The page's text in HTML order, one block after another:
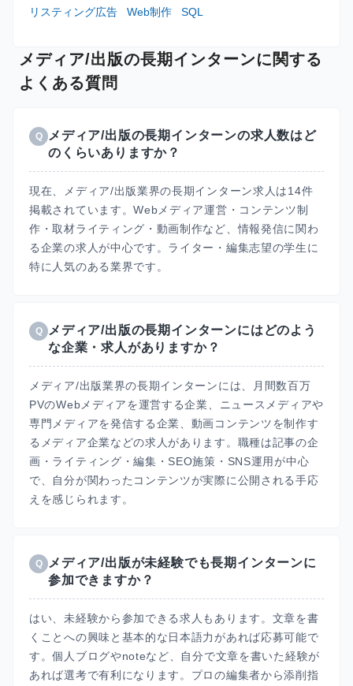
リスティング広告
Web制作 SQL
メディア/出版の長期インターンに関する
よくある質問
Q
メディア/出版の長期インターンの求人数はど
のくらいありますか？
現在、メディア/出版業界の長期インターン求人は14件
掲載されています。Webメディア運営・コンテンツ制
作・取材ライティング・動画制作など、情報発信に関わ
る企業の求人が中心です。ライター・編集志望の学生に
特に人気のある業界です。
Q
メディア/出版の長期インターンにはどのよう
な企業・求人がありますか？
メディア/出版業界の長期インターンには、月間数百万
PVのWebメディアを運営する企業、ニュースメディアや
専門メディアを発信する企業、動画コンテンツを制作す
るメディア企業などの求人があります。職種は記事の企
画・ライティング・編集・SEO施策・SNS運用が中心
で、自分が関わったコンテンツが実際に公開される手応
えを感じられます。
Q
メディア/出版が未経験でも長期インターンに
参加できますか？
はい、未経験から参加できる求人もあります。文章を書
くことへの興味と基本的な日本語力があれば応募可能で
す。個人ブログやnoteなど、自分で文章を書いた経験が
あれば選考で有利になります。プロの編集者から添削指